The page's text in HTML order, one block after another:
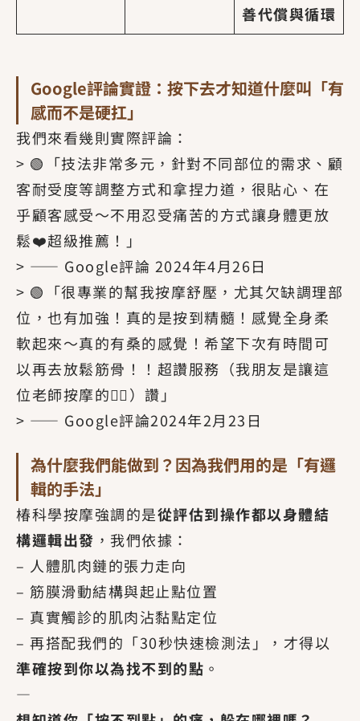
善代償與循環
Google評論實證：按下去才知道什麼叫「有
感而不是硬扛」
我們來看幾則實際評論：
> 🟢「技法非常多元，針對不同部位的需求、顧
客耐受度等調整方式和拿捏力道，很貼心、在
乎顧客感受～不用忍受痛苦的方式讓身體更放
鬆❤️超級推薦！」
> —— Google評論 2024年4月26日
> 🟢「很專業的幫我按摩舒壓，尤其欠缺調理部
位，也有加強！真的是按到精髓！感覺全身柔
軟起來～真的有桑的感覺！希望下次有時間可
以再去放鬆筋骨！！超讚服務（我朋友是讓這
位老師按摩的💆‍♀️）讚」
> —— Google評論2024年2月23日
為什麼我們能做到？因為我們用的是「有邏
輯的手法」
椿科學按摩強調的是從評估到操作都以身體結
構邏輯出發 ，我們依據：
– 人體肌肉鏈的張力走向
– 筋膜滑動結構與起止點位置
– 真實觸診的肌肉沾黏點定位
– 再搭配我們的「30秒快速檢測法」，才得以
準確按到你以為找不到的點 。
—